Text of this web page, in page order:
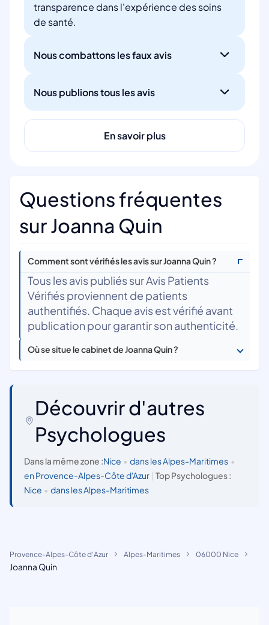
transparence dans l'expérience des soins
de santé.
Nous combattons les faux avis
Nous publions tous les avis
En savoir plus
Questions fréquentes
sur Joanna Quin
Comment sont vérifiés les avis sur Joanna Quin ?
Tous les avis publiés sur Avis Patients
Vérifiés proviennent de patients
authentifiés. Chaque avis est vérifié avant
publication pour garantir son authenticité.
Où se situe le cabinet de Joanna Quin ?
Découvrir d'autres
Psychologues
Dans la même zone :Nice • dans les Alpes-Maritimes •
en Provence-Alpes-Côte d'Azur
Top Psychologues :
Nice • dans les Alpes-Maritimes
Provence-Alpes-Côte d'Azur Alpes-Maritimes 06000 Nice
Joanna Quin